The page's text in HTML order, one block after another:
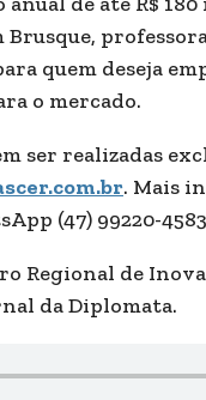
Brusque,
quem deseja
o mercado.
ser realizadas
. Mais
(47) 99220-
Regional de
da Diplomata.